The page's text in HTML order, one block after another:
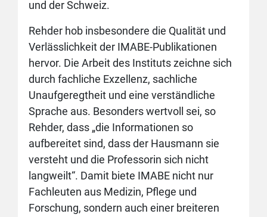
und der Schweiz.
Rehder hob insbesondere die Qualität und
Verlässlichkeit der IMABE-Publikationen
hervor. Die Arbeit des Instituts zeichne sich
durch fachliche Exzellenz, sachliche
Unaufgeregtheit und eine verständliche
Sprache aus. Besonders wertvoll sei, so
Rehder, dass „die Informationen so
aufbereitet sind, dass der Hausmann sie
versteht und die Professorin sich nicht
langweilt“. Damit biete IMABE nicht nur
Fachleuten aus Medizin, Pflege und
Forschung, sondern auch einer breiteren